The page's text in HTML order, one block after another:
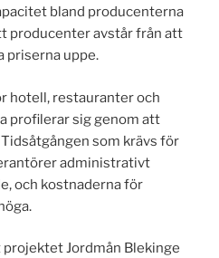
bland producenterna
producenter avstår från att
priserna uppe.
hotell, restauranter och
profilerar sig genom att
som krävs för
administrativt
och kostnaderna för
Jordmån Blekinge